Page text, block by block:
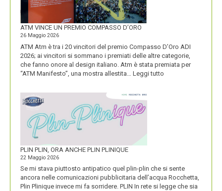
IDENTITÀ
FORTE
ATM VINCE UN PREMIO COMPASSO D’ORO
26 Maggio 2026
ATM Atm è tra i 20 vincitori del premio Compasso D’Oro ADI
2026; ai vincitori si sommano i premiati delle altre categorie,
che fanno onore al design italiano. Atm è stata premiata per
“ATM Manifesto”, una mostra allestita… Leggi tutto
PLIN PLIN, ORA ANCHE PLIN PLINIQUE
22 Maggio 2026
Se mi stava piuttosto antipatico quel plin-plin che si sente
ancora nelle comunicazioni pubblicitaria dell’acqua Rocchetta,
Plin Plinique invece mi fa sorridere. PLIN In rete si legge che sia